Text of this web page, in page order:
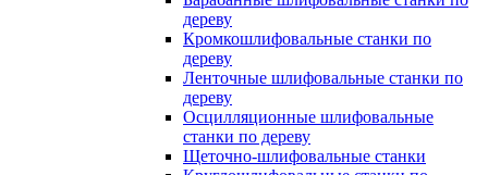
дереву
Кромкошлифовальные станки по
дереву
Ленточные шлифовальные станки по
дереву
Осцилляционные шлифовальные
станки по дереву
Щеточно-шлифовальные станки